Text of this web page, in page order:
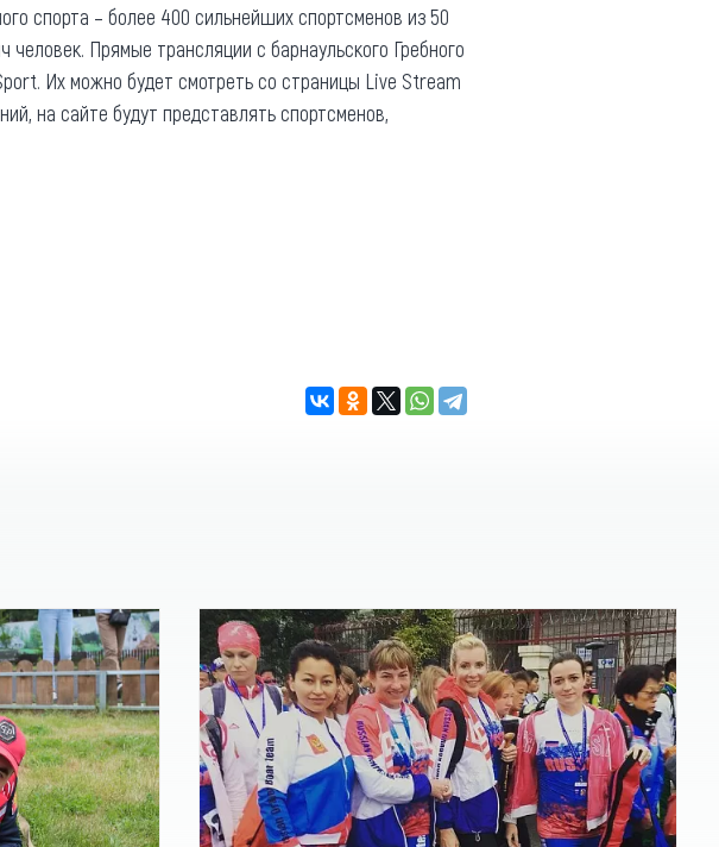
спорта – более 400 сильнейших спортсменов из 50
Прямые трансляции с барнаульского Гребного
Их можно будет смотреть со страницы Live Stream
на сайте будут представлять спортсменов,